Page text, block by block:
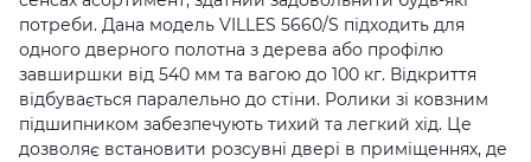
потреби. Дана модель VILLES 5660/S підходить для
одного дверного полотна з дерева або профілю
завширшки від 540 мм та вагою до 100 кг. Відкриття
відбувається паралельно до стіни. Ролики зі ковзним
підшипником забезпечують тихий та легкий хід. Це
дозволяє встановити розсувні двері в приміщеннях, де